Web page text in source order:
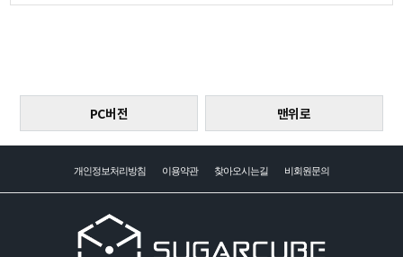
PC버전 맨위로
개인정보처리방침 이용약관 찾아오시는길 비회원문의